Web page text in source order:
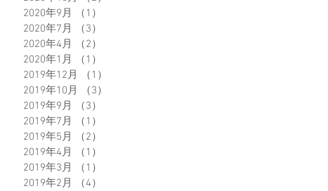
2020年9月
（1）
2020年7月
（3）
2020年4月
（2）
2020年1月
（1）
2019年12月
（1）
2019年10月
（3）
2019年9月
（3）
2019年7月
（1）
2019年5月
（2）
2019年4月
（1）
2019年3月
（1）
2019年2月
（4）